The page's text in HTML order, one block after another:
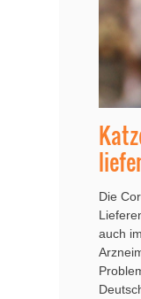
Die
auch